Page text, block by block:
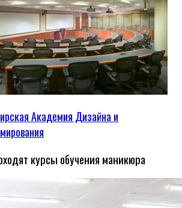
Академия Дизайна и
курсы обучения маникюра